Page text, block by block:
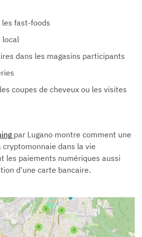
les fast-foods
local
dans les magasins participants
coupes de cheveux ou les visites
par Lugano montre comment une
dans la vie
les paiements numériques aussi
d'une carte bancaire.